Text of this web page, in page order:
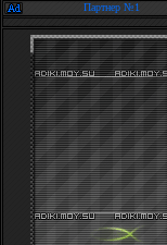
Партнер №1